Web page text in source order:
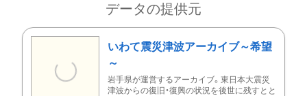
データの提供元
いわて震災津波アーカイブ～希望
～
岩手県が運営するアーカイブ。東日本大震災
津波からの復旧・復興の状況を後世に残すとと